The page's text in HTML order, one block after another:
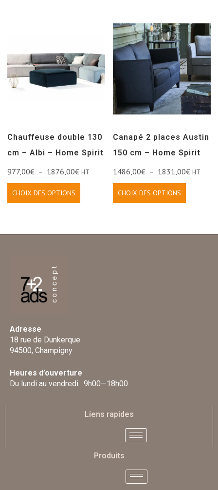
Chauffeuse double 130
cm – Albi – Home Spirit
977,00€ – 1876,00€ HT
CHOIX DES OPTIONS
Canapé 2 places Austin
150 cm – Home Spirit
1486,00€ – 1831,00€ HT
CHOIX DES OPTIONS
Adresse
18 rue de Dunkerque
94500, Champigny
Heures d’ouverture
Du lundi au vendredi : 9h00—18h00
Liens rapides
Produits